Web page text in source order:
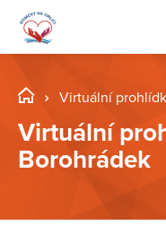
Virtuální
Virtuální
Borohrádek